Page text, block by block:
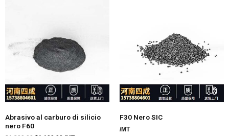
Abrasivo al carburo di silicio
nero F60
F30 Nero SIC
/MT